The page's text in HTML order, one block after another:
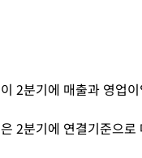
2분기에 매출과 영업
2분기에 연결기준으